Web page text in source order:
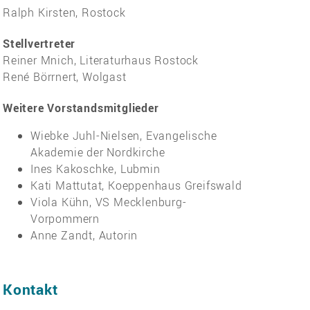
Ralph Kirsten, Rostock
Stellvertreter
Reiner Mnich, Literaturhaus Rostock
René Börrnert, Wolgast
Weitere Vorstandsmitglieder
Wiebke Juhl-Nielsen, Evangelische
Akademie der Nordkirche
Ines Kakoschke, Lubmin
Kati Mattutat, Koeppenhaus Greifswald
Viola Kühn, VS Mecklenburg-
Vorpommern
Anne Zandt, Autorin
Kontakt